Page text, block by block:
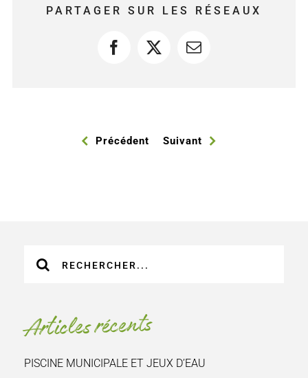
PARTAGER SUR LES RÉSEAUX
Facebook
X Courriel
Précédent Suivant
sur
Articles récents
PISCINE MUNICIPALE ET JEUX D’EAU